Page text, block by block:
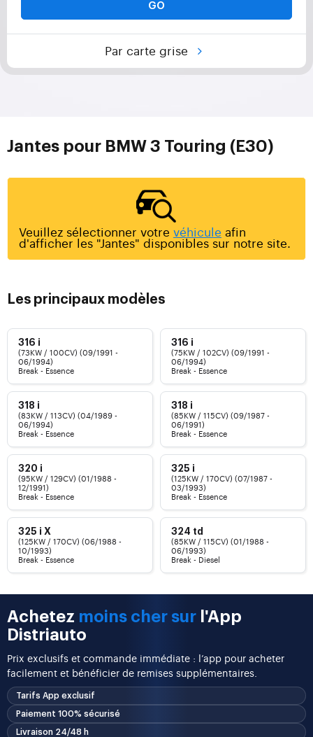
GO
Par carte grise
Jantes pour BMW 3 Touring (E30)
Veuillez sélectionner votre véhicule afin
d'afficher les "Jantes" disponibles sur notre site.
Les principaux modèles
316 i
(73KW / 100CV) (09/1991 -
06/1994)
Break - Essence
316 i
(75KW / 102CV) (09/1991 -
06/1994)
Break - Essence
318 i
(83KW / 113CV) (04/1989 -
06/1994)
Break - Essence
318 i
(85KW / 115CV) (09/1987 -
06/1991)
Break - Essence
320 i
(95KW / 129CV) (01/1988 -
12/1991)
Break - Essence
325 i
(125KW / 170CV) (07/1987 -
03/1993)
Break - Essence
325 i X
(125KW / 170CV) (06/1988 -
10/1993)
Break - Essence
324 td
(85KW / 115CV) (01/1988 -
06/1993)
Break - Diesel
Achetez moins cher sur l'App
Distriauto
Prix exclusifs et commande immédiate : l’app pour acheter
facilement et bénéficier de remises supplémentaires.
Tarifs App exclusif
Paiement 100% sécurisé
Livraison 24/48 h